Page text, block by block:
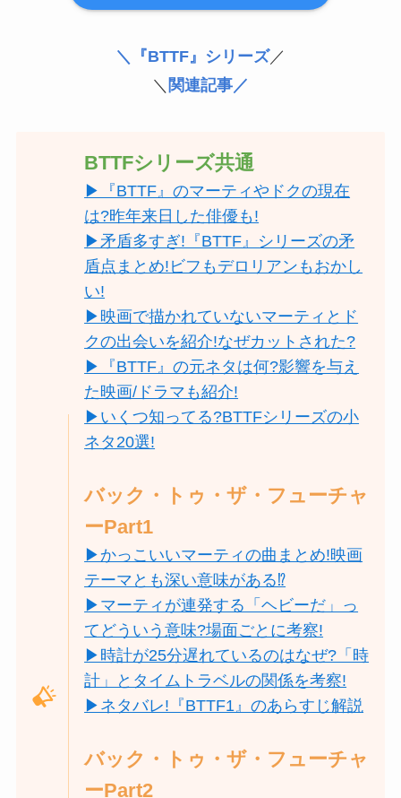
＼『BTTF』シリーズ／
＼ 関連記事／
BTTFシリーズ共通
▶『BTTF』のマーティやドクの現在
は?昨年来日した俳優も!
▶矛盾多すぎ!『BTTF』シリーズの矛
盾点まとめ!ビフもデロリアンもおかし
い!
▶映画で描かれていないマーティとド
クの出会いを紹介!なぜカットされた?
▶『BTTF』の元ネタは何?影響を与え
た映画/ドラマも紹介!
▶いくつ知ってる?BTTFシリーズの小
ネタ20選!
バック・トゥ・ザ・フューチャ
ーPart1
▶かっこいいマーティの曲まとめ!映画
テーマとも深い意味がある⁉
▶マーティが連発する「ヘビーだ」っ
てどういう意味?場面ごとに考察!
▶時計が25分遅れているのはなぜ?「時
計」とタイムトラベルの関係を考察!
▶ネタバレ!『BTTF1』のあらすじ解説
バック・トゥ・ザ・フューチャ
ーPart2